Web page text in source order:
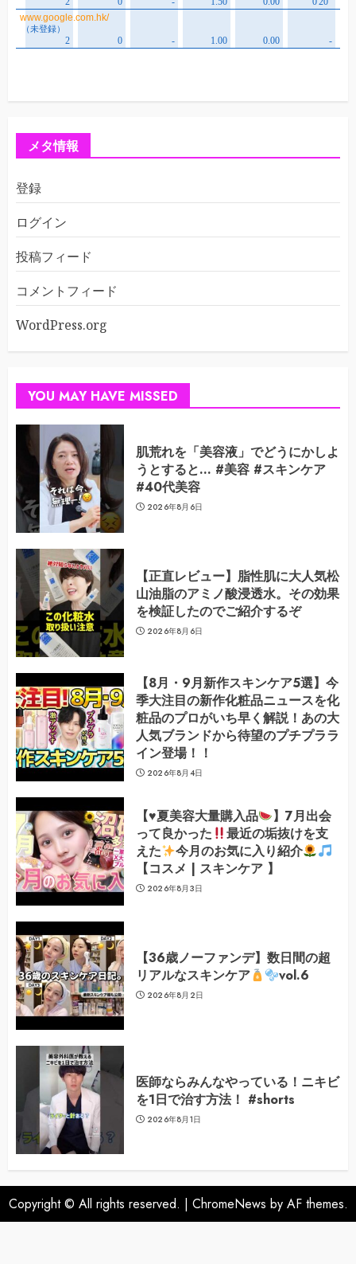
メタ情報
登録
ログイン
投稿フィード
コメントフィード
WordPress.org
YOU MAY HAVE MISSED
肌荒れを「美容液」でどうにかしよ
うとすると… #美容 #スキンケア
#40代美容
2026年8月6日
【正直レビュー】脂性肌に大人気松
山油脂のアミノ酸浸透水。その効果
を検証したのでご紹介するぞ
2026年8月6日
【8月・9月新作スキンケア5選】今
季大注目の新作化粧品ニュースを化
粧品のプロがいち早く解説！あの大
人気ブランドから待望のプチプララ
イン登場！！
2026年8月4日
【♥️夏美容大量購入品
】7月出会
って良かった
最近の垢抜けを支
えた
今月のお気に入り紹介
【コスメ | スキンケア 】
2026年8月3日
【36歳ノーファンデ】数日間の超
リアルなスキンケア
vol.6
2026年8月2日
医師ならみんなやっている！ニキビ
を1日で治す方法！ #shorts
2026年8月1日
Copyright © All rights reserved. | ChromeNews by AF themes.